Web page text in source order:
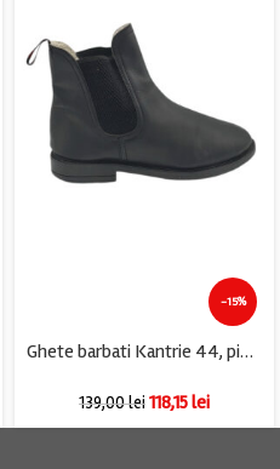
-15%
Ghete barbati Kantrie 44, piele, negru, imblanite
139,00lei118,15lei